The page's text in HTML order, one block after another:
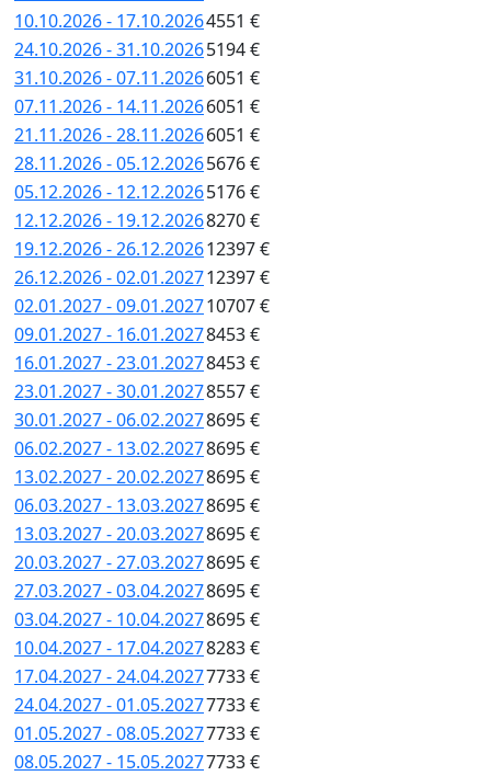
10.10.2026 - 17.10.20264551 €
24.10.2026 - 31.10.20265194 €
31.10.2026 - 07.11.20266051 €
07.11.2026 - 14.11.20266051 €
21.11.2026 - 28.11.20266051 €
28.11.2026 - 05.12.20265676 €
05.12.2026 - 12.12.20265176 €
12.12.2026 - 19.12.20268270 €
19.12.2026 - 26.12.202612397 €
26.12.2026 - 02.01.202712397 €
02.01.2027 - 09.01.202710707 €
09.01.2027 - 16.01.20278453 €
16.01.2027 - 23.01.20278453 €
23.01.2027 - 30.01.20278557 €
30.01.2027 - 06.02.20278695 €
06.02.2027 - 13.02.20278695 €
13.02.2027 - 20.02.20278695 €
06.03.2027 - 13.03.20278695 €
13.03.2027 - 20.03.20278695 €
20.03.2027 - 27.03.20278695 €
27.03.2027 - 03.04.20278695 €
03.04.2027 - 10.04.20278695 €
10.04.2027 - 17.04.20278283 €
17.04.2027 - 24.04.20277733 €
24.04.2027 - 01.05.20277733 €
01.05.2027 - 08.05.20277733 €
08.05.2027 - 15.05.20277733 €